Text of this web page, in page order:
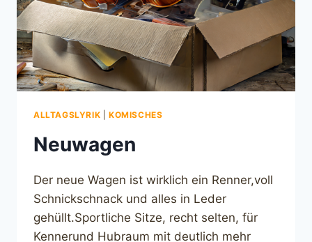
ALLTAGSLYRIK KOMISCHES
Neuwagen
Der neue Wagen ist wirklich ein Renner,voll
Schnickschnack und alles in Leder
gehüllt.Sportliche Sitze, recht selten, für
Kennerund Hubraum mit deutlich mehr